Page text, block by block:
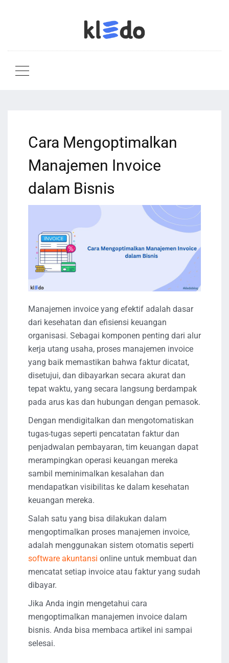
Cara Mengoptimalkan
Manajemen Invoice
dalam Bisnis
Manajemen invoice yang efektif adalah dasar
dari kesehatan dan efisiensi keuangan
organisasi. Sebagai komponen penting dari alur
kerja utang usaha, proses manajemen invoice
yang baik memastikan bahwa faktur dicatat,
disetujui, dan dibayarkan secara akurat dan
tepat waktu, yang secara langsung berdampak
pada arus kas dan hubungan dengan pemasok.
Dengan mendigitalkan dan mengotomatiskan
tugas-tugas seperti pencatatan faktur dan
penjadwalan pembayaran, tim keuangan dapat
merampingkan operasi keuangan mereka
sambil meminimalkan kesalahan dan
mendapatkan visibilitas ke dalam kesehatan
keuangan mereka.
Salah satu yang bisa dilakukan dalam
mengoptimalkan proses manajemen invoice,
adalah menggunakan sistem otomatis seperti
software akuntansi online untuk membuat dan
mencatat setiap invoice atau faktur yang sudah
dibayar.
Jika Anda ingin mengetahui cara
mengoptimalkan manajemen invoice dalam
bisnis. Anda bisa membaca artikel ini sampai
selesai.